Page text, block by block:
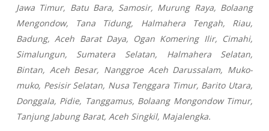
Jawa Timur, Batu Bara, Samosir, Murung Raya, Bolaang
Mengondow, Tana Tidung, Halmahera Tengah, Riau,
Badung, Aceh Barat Daya, Ogan Komering Ilir, Cimahi,
Simalungun, Sumatera Selatan, Halmahera Selatan,
Bintan, Aceh Besar, Nanggroe Aceh Darussalam, Muko-
muko, Pesisir Selatan, Nusa Tenggara Timur, Barito Utara,
Donggala, Pidie, Tanggamus, Bolaang Mongondow Timur,
Tanjung Jabung Barat, Aceh Singkil, Majalengka.